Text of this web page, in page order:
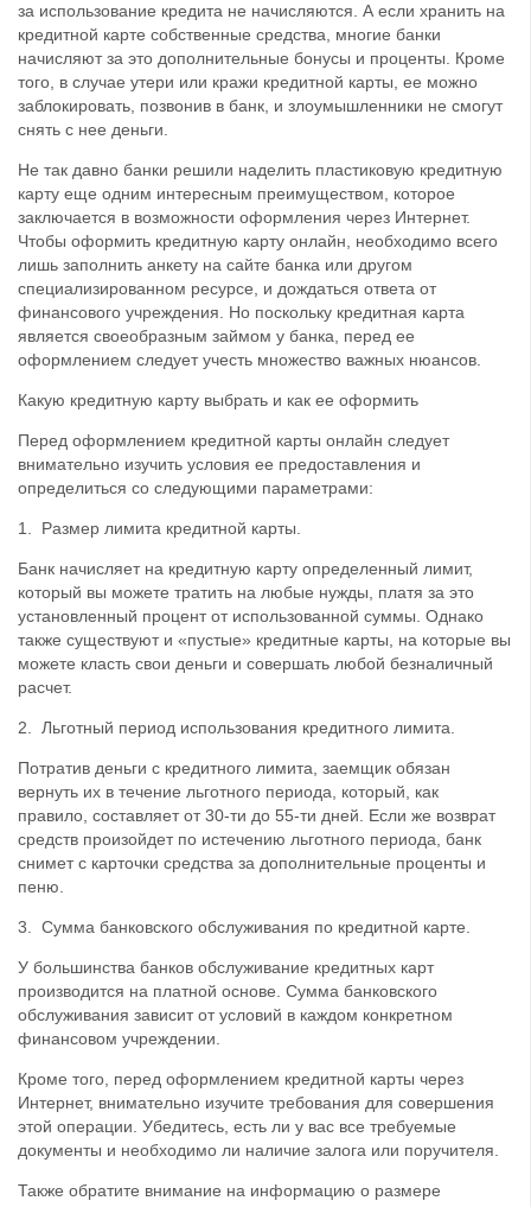
за использование кредита не начисляются. А если хранить на
кредитной карте собственные средства, многие банки
начисляют за это дополнительные бонусы и проценты. Кроме
того, в случае утери или кражи кредитной карты, ее можно
заблокировать, позвонив в банк, и злоумышленники не смогут
снять с нее деньги.
Не так давно банки решили наделить пластиковую кредитную
карту еще одним интересным преимуществом, которое
заключается в возможности оформления через Интернет.
Чтобы оформить кредитную карту онлайн, необходимо всего
лишь заполнить анкету на сайте банка или другом
специализированном ресурсе, и дождаться ответа от
финансового учреждения. Но поскольку кредитная карта
является своеобразным займом у банка, перед ее
оформлением следует учесть множество важных нюансов.
Какую кредитную карту выбрать и как ее оформить
Перед оформлением кредитной карты онлайн следует
внимательно изучить условия ее предоставления и
определиться со следующими параметрами:
1. Размер лимита кредитной карты.
Банк начисляет на кредитную карту определенный лимит,
который вы можете тратить на любые нужды, платя за это
установленный процент от использованной суммы. Однако
также существуют и «пустые» кредитные карты, на которые вы
можете класть свои деньги и совершать любой безналичный
расчет.
2. Льготный период использования кредитного лимита.
Потратив деньги с кредитного лимита, заемщик обязан
вернуть их в течение льготного периода, который, как
правило, составляет от 30-ти до 55-ти дней. Если же возврат
средств произойдет по истечению льготного периода, банк
снимет с карточки средства за дополнительные проценты и
пеню.
3. Сумма банковского обслуживания по кредитной карте.
У большинства банков обслуживание кредитных карт
производится на платной основе. Сумма банковского
обслуживания зависит от условий в каждом конкретном
финансовом учреждении.
Кроме того, перед оформлением кредитной карты через
Интернет, внимательно изучите требования для совершения
этой операции. Убедитесь, есть ли у вас все требуемые
документы и необходимо ли наличие залога или поручителя.
Также обратите внимание на информацию о размере